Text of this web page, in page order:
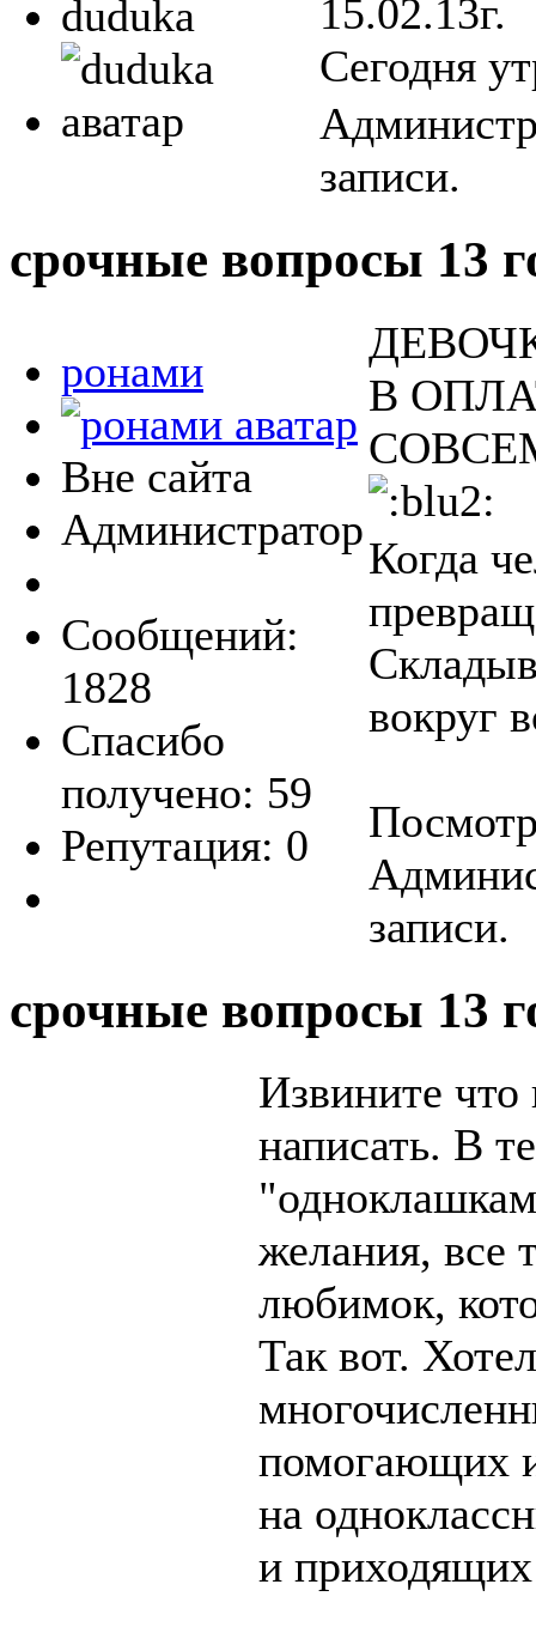
duduka
15.02.13г.
Сегодня
записи.
срочные вопросы 13
ронами
Вне сайта
Администратор
Сообщений:
1828
Спасибо
получено: 59
Репутация: 0
В
Когда
вокруг
записи.
срочные вопросы 13
Извините что
написать. В
желания, все
любимок,
Так вот.
помогающих
на
и